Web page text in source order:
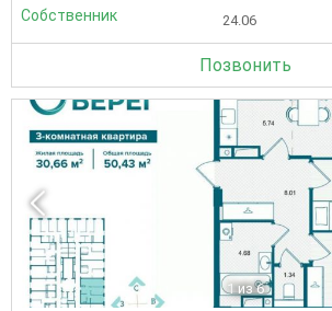
Собственник 24.06
Позвонить
1 из 6